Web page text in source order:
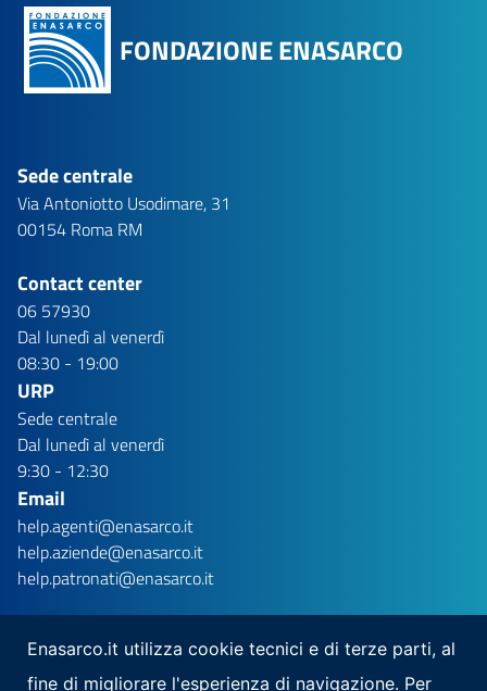
FONDAZIONE ENASARCO
Sede centrale
Via Antoniotto Usodimare, 31
00154 Roma RM
Contact center
06 57930
Dal lunedì al venerdì
08:30 - 19:00
URP
Sede centrale
Dal lunedì al venerdì
9:30 - 12:30
Email
help.agenti@enasarco.it
help.aziende@enasarco.it
help.patronati@enasarco.it
Enasarco.it utilizza cookie tecnici e di terze parti, al
fine di migliorare l'esperienza di navigazione. Per